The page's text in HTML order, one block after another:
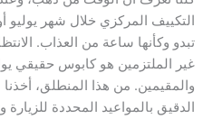
التكييف المركزي خلال شهر
تبدو وكأنها ساعة من العذاب.
غير الملتزمين هو كابوس حقيقي
والمقيمين. من هذا المنطلق، أخذنا
الدقيق بالمواعيد المحددة للزيارة